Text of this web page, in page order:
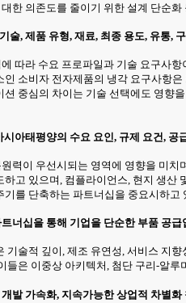
한 의존도를 줄이기 위한 설계 단순
술, 제품 유형, 재료, 최종 용도, 유통,
따라 수요 프로파일과 기술 요구사
소비자 전자제품의 냉각 요구사항
중심의 차이는 기술 선택에도 영향
아태평양의 수요 요인, 규제 요건,
력이 우선시되는 영역에 영향을 미
고 있으며, 컴플라이언스, 현지 생
를 단축하는 파트너십을 중요시하고
너십을 통해 기업을 단순한 부품 공
기술적 깊이, 제조 유연성, 서비스 지
들은 이중상 아키텍처, 첨단 구리-알
발 가속화, 지속가능한 상업적 차별